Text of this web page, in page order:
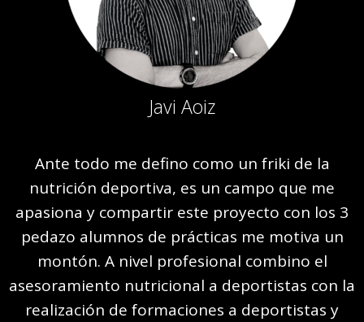
Javi Aoiz
Ante todo me defino como un friki de la
nutrición deportiva, es un campo que me
apasiona y compartir este proyecto con los 3
pedazo alumnos de prácticas me motiva un
montón. A nivel profesional combino el
asesoramiento nutricional a deportistas con la
realización de formaciones a deportistas y